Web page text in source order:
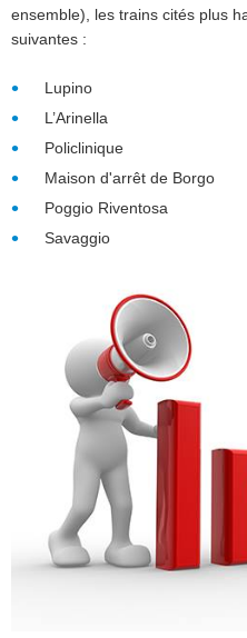
ensemble), les trains cités plus
suivantes :
Lupino
L’Arinella
Policlinique
Maison d'arrêt de Borgo
Poggio Riventosa
Savaggio